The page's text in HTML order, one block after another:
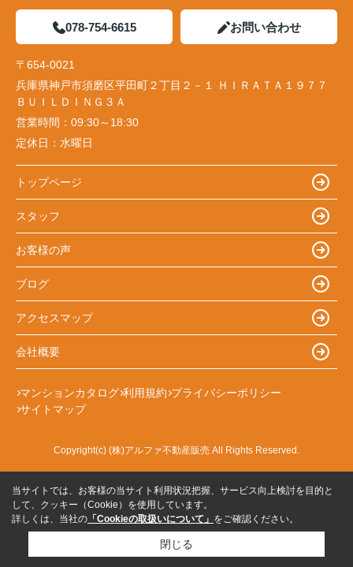
078-754-6615 お問い合わせ
〒654-0021
兵庫県神戸市須磨区平田町２丁目２－１ ＨＩＲＡＴＡ１９７７
ＢＵＩＬＤＩＮＧ３Ａ
営業時間： 09:30～18:30
定休日： 水曜日
トップページ
スタッフ
お客様の声
ブログ
アクセスマップ
会社概要
マンションカタログ 利用規約 プライバシーポリシー
サイトマップ
Copyright(c) (株)アルファ不動産販売 All Rights Reserved.
当サイトでは、お客様の当サイト利用状況把握、サービス向上検討を目的と
して、クッキー（Cookie）を使用しています。
詳しくは、当社の 「Cookieの取扱いについて」 をご確認ください。
閉じる